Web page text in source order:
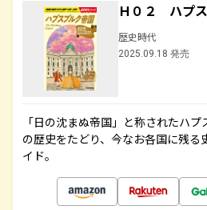
Ｈ０２ ハプ
歴史時代
2025.09.18 発売
「日の沈まぬ帝国」と称されたハ
の歴史をたどり、今なお各国に残
イド。